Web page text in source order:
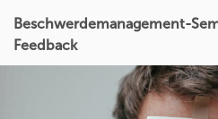
Beschwerdemanagement-
Feedback